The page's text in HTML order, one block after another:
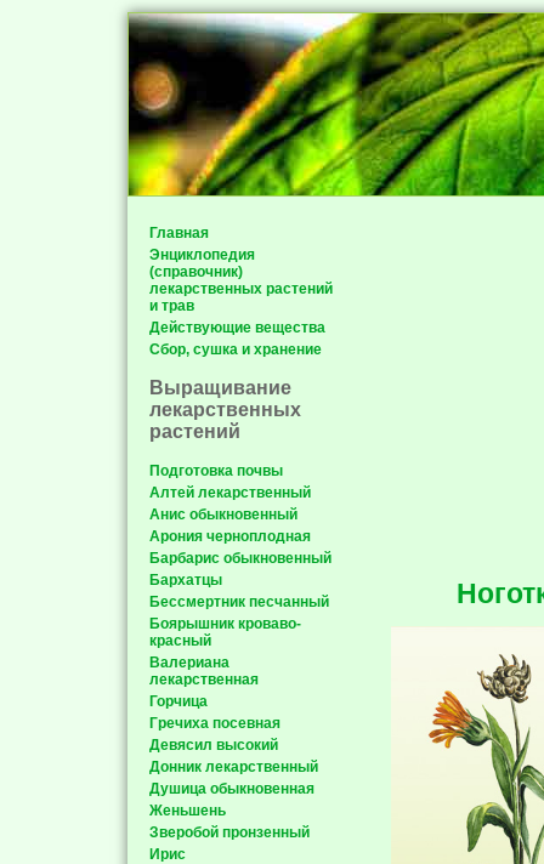
Главная
Энциклопедия
(справочник)
лекарственных растений
и трав
Действующие вещества
Сбор, сушка и хранение
Выращивание
лекарственных
растений
Подготовка почвы
Алтей лекарственный
Анис обыкновенный
Арония черноплодная
Барбарис обыкновенный
Бархатцы
Бессмертник песчанный
Боярышник кроваво-
красный
Валериана
лекарственная
Горчица
Гречиха посевная
Девясил высокий
Донник лекарственный
Душица обыкновенная
Женьшень
Зверобой пронзенный
Ирис